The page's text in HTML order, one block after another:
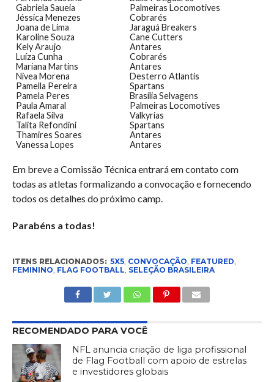
Gabriela Saueia
Palmeiras Locomotives
Jéssica Menezes
Cobrarés
Joana de Lima
Jaraguá Breakers
Karoline Souza
Cane Cutters
Kely Araujo
Antares
Luíza Cunha
Cobrarés
Mariana Martins
Antares
Nivea Morena
Desterro Atlantis
Pamella Pereira
Spartans
Pamela Peres
Brasília Selvagens
Paula Amaral
Palmeiras Locomotives
Rafaela Silva
Valkyrias
Talita Refondini
Spartans
Thamires Soares
Antares
Vanessa Lopes
Antares
Em breve a Comissão Técnica entrará em contato com
todas as atletas formalizando a convocação e fornecendo
todos os detalhes do próximo camp.
Parabéns a todas!
ITENS RELACIONADOS: 5X5, CONVOCAÇÃO FEATURED
FEMININO FLAG FOOTBALL SELEÇÃO BRASILEIRA
RECOMENDADO PARA VOCÊ
NFL anuncia criação de liga profissional
de Flag Football com apoio de estrelas
e investidores globais